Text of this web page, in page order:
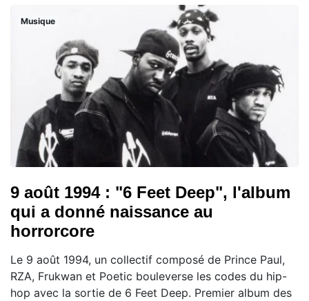
Musique
9 août 1994 : "6 Feet Deep", l'album
qui a donné naissance au
horrorcore
Le 9 août 1994, un collectif composé de Prince Paul,
RZA, Frukwan et Poetic bouleverse les codes du hip-
hop avec la sortie de 6 Feet Deep. Premier album des